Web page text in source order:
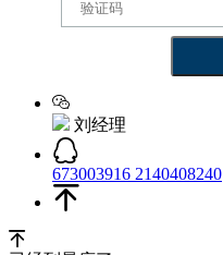
刘经理
673003916 2140408240